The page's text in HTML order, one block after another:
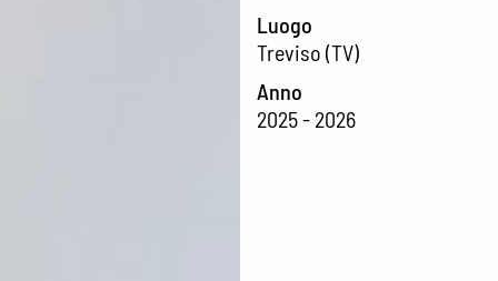
Luogo
Treviso (TV)
Anno
2025 - 2026